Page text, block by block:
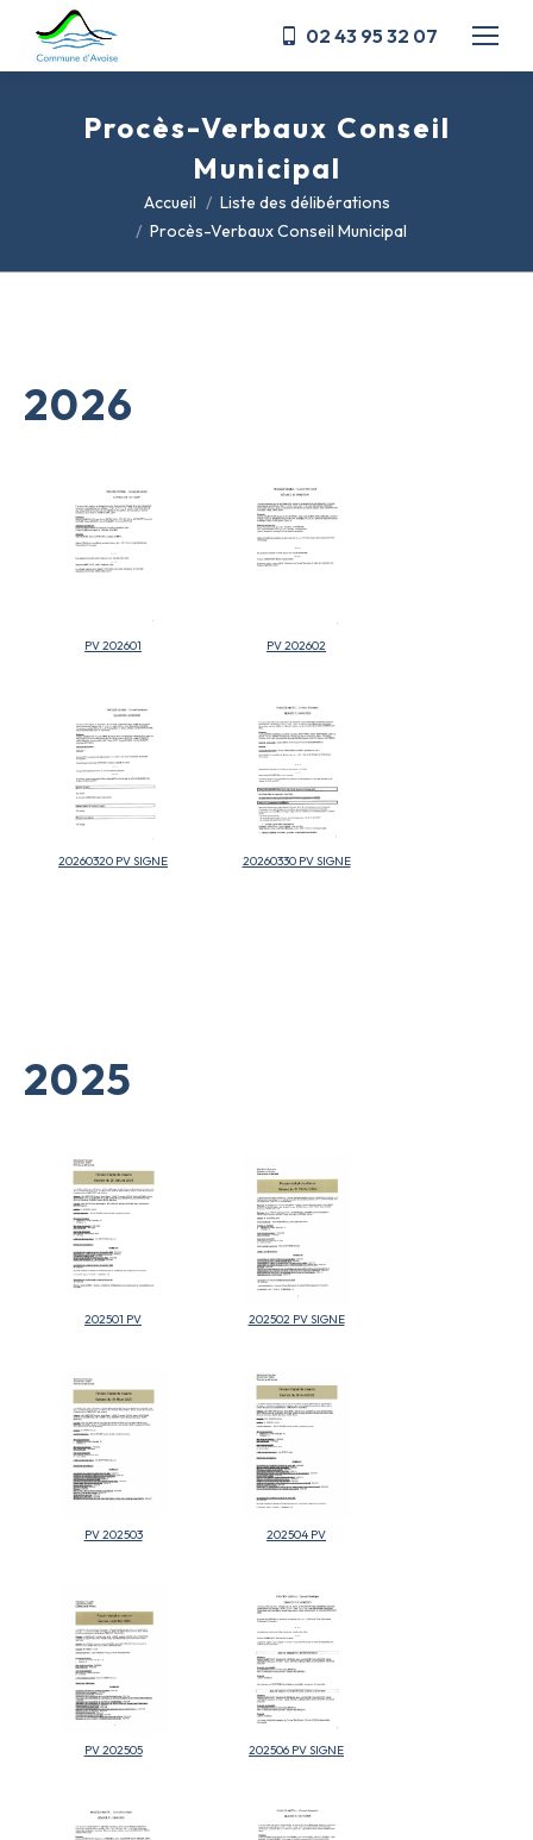
02 43 95 32 07
Procès-Verbaux Conseil
Municipal
Vous êtes ici :Accueil
Liste des délibérations
Procès-Verbaux Conseil Municipal
2026
PV 202601 PV 202602
20260320 PV SIGNE 20260330 PV SIGNE
2025
202501 PV 202502 PV SIGNE
PV 202503 202504 PV
PV 202505 202506 PV SIGNE